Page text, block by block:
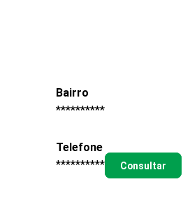
Bairro
**********
Telefone
**********
Consultar